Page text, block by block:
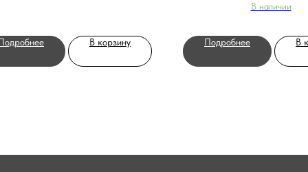
В корзину
В наличии
Подробнее В